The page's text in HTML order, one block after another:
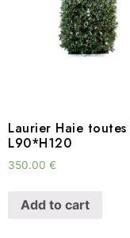
Laurier Haie toutes
L90*H120
350.00 €
Add to cart